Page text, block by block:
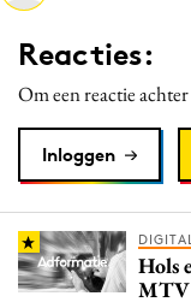
Merkstrategie
Programmatic
Purpose Marketing
Reputatie & crisis
Reacties:
Om een reactie
Inloggen
Hols
MTV